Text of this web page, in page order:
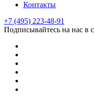
Контакты
+7 (495) 223-48-91
Подписывайтесь на нас в